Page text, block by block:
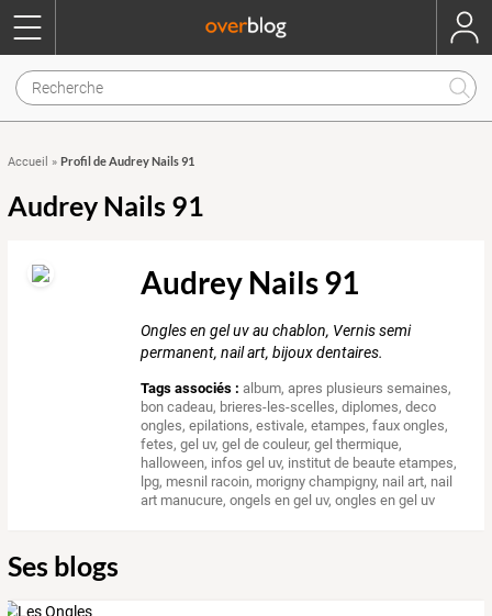
Accueil » Profil de Audrey Nails 91
Audrey Nails 91
Audrey Nails 91
Ongles en gel uv au chablon, Vernis semi
permanent, nail art, bijoux dentaires.
Tags associés : album,apres plusieurs semaines,
bon cadeau, brieres-les-scelles,diplomes,deco
ongles,epilations,estivale,etampes,faux ongles,
fetes,gel uv,gel de couleur,gel thermique,
halloween, infos gel uv, institut de beaute etampes,
lpg, mesnil racoin, morigny champigny, nail art, nail
art manucure,ongels en gel uv,ongles en gel uv
Ses blogs